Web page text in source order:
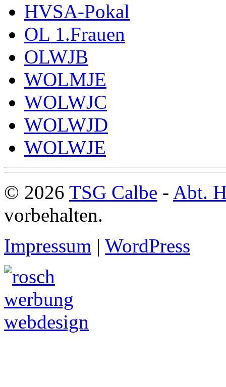
HVSA-Pokal
OL 1.Frauen
OLWJB
WOLMJE
WOLWJC
WOLWJD
WOLWJE
© 2026 TSG Calbe - Abt.
vorbehalten.
Impressum | WordPress